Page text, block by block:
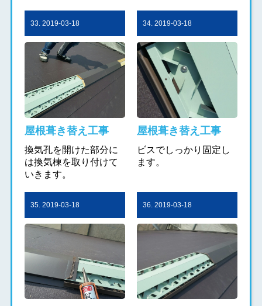
33. 2019-03-18
屋根葺き替え工事
換気孔を開けた部分に
は換気棟を取り付けて
いきます。
34. 2019-03-18
屋根葺き替え工事
ビスでしっかり固定し
ます。
35. 2019-03-18 36. 2019-03-18